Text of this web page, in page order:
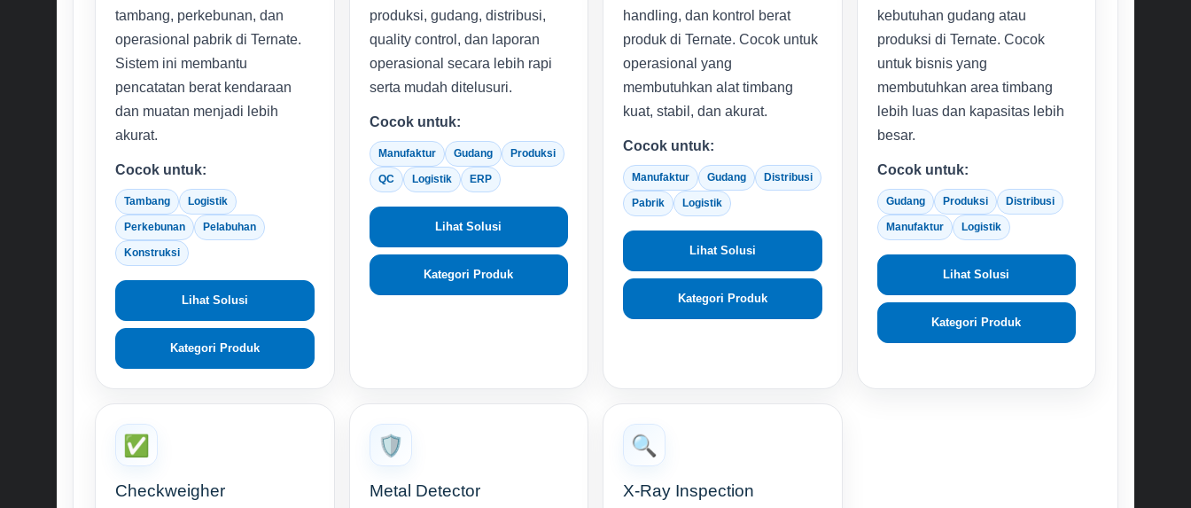
tambang, perkebunan, dan
operasional pabrik di Ternate.
Sistem ini membantu
pencatatan berat kendaraan
dan muatan menjadi lebih
akurat.
Cocok untuk:
Tambang Logistik
Perkebunan Pelabuhan
Konstruksi
Lihat Solusi
Kategori Produk
produksi, gudang, distribusi,
quality control, dan laporan
operasional secara lebih rapi
serta mudah ditelusuri.
Cocok untuk:
Manufaktur Gudang Produksi
QC Logistik ERP
Lihat Solusi
Kategori Produk
handling, dan kontrol berat
produk di Ternate. Cocok untuk
operasional yang
membutuhkan alat timbang
kuat, stabil, dan akurat.
Cocok untuk:
Manufaktur Gudang Distribusi
Pabrik Logistik
Lihat Solusi
Kategori Produk
kebutuhan gudang atau
produksi di Ternate. Cocok
untuk bisnis yang
membutuhkan area timbang
lebih luas dan kapasitas lebih
besar.
Cocok untuk:
Gudang Produksi Distribusi
Manufaktur Logistik
Lihat Solusi
Kategori Produk
✅
Checkweigher
🛡️
Metal Detector
🔍
X-Ray Inspection